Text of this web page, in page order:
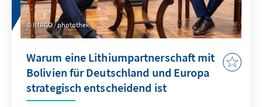
IMAGO / photothek
Warum eine Lithiumpartnerschaft mit
Bolivien für Deutschland und Europa
strategisch entscheidend ist